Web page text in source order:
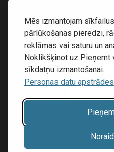
Mēs izmantojam
pārlūkošanas pieredzi,
reklāmas vai saturu un
Noklikšķinot uz Pieņemt
sīkdatņu izmantošanai.
Personas datu
Piegāde
Mājas lapu